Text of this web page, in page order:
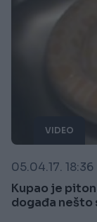
VIDEO
05.04.17. 18:36
Kupao je
događa nešto